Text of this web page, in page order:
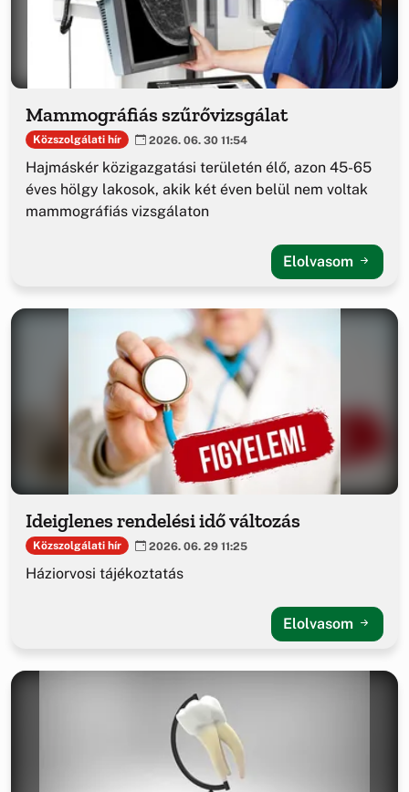
Mammográfiás szűrővizsgálat
Közszolgálati hír 2026. 06. 30 11:54
Hajmáskér közigazgatási területén élő, azon 45-65
éves hölgy lakosok, akik két éven belül nem voltak
mammográfiás vizsgálaton
Elolvasom
Ideiglenes rendelési idő változás
Közszolgálati hír 2026. 06. 29 11:25
Háziorvosi tájékoztatás
Elolvasom